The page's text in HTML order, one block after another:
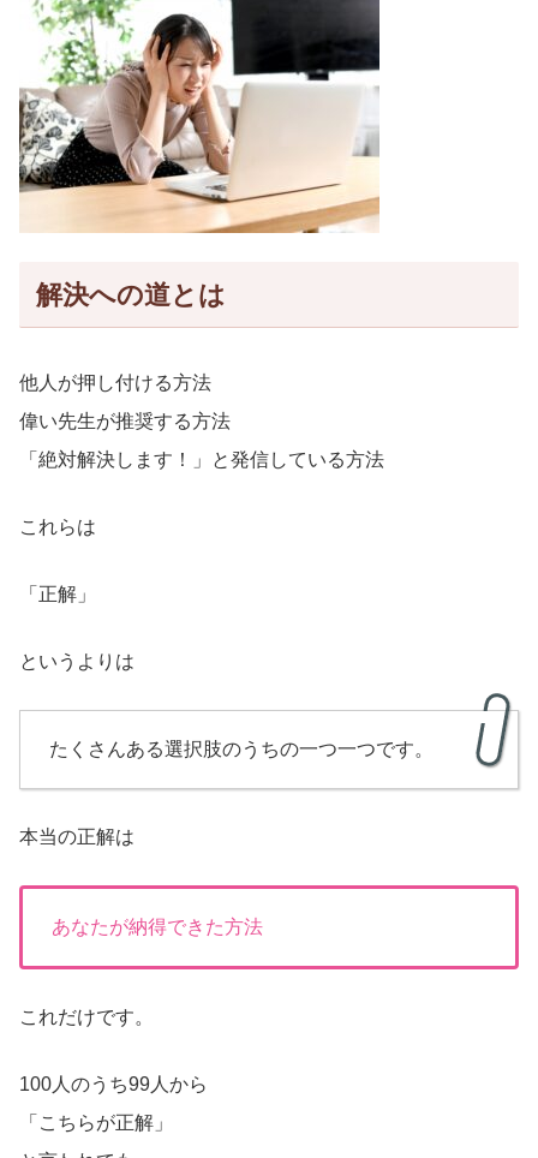
解決への道とは
他人が押し付ける方法
偉い先生が推奨する方法
「絶対解決します！」と発信している方法
これらは
「正解」
というよりは
たくさんある選択肢のうちの一つ一つです。
本当の正解は
あなたが納得できた方法
これだけです。
100人のうち99人から
「こちらが正解」